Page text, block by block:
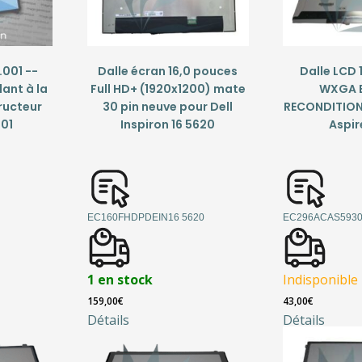
--
à la
Détails
Dalle écran 16,0 pouces
Full HD+ (1920x1200) mate
30 pin neuve pour Dell
Inspiron 16 5620
EC160FHDPDEIN16 5620
1 en stock
159,00€
Détails
Dalle LCD
WXGA
Indisponible
43,00€